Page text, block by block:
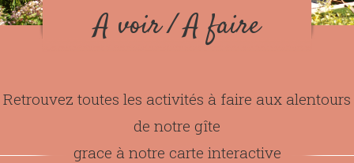
A voir / A faire
Retrouvez toutes les activités à faire aux alentours
de notre gîte
grace à notre carte interactive